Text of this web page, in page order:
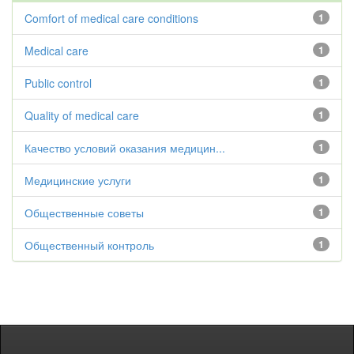
1
Comfort of medical care conditions
1
Medical care
1
Public control
1
Quality of medical care
1
Качество условий оказания медицин...
1
Медицинские услуги
1
Общественные советы
1
Общественный контроль